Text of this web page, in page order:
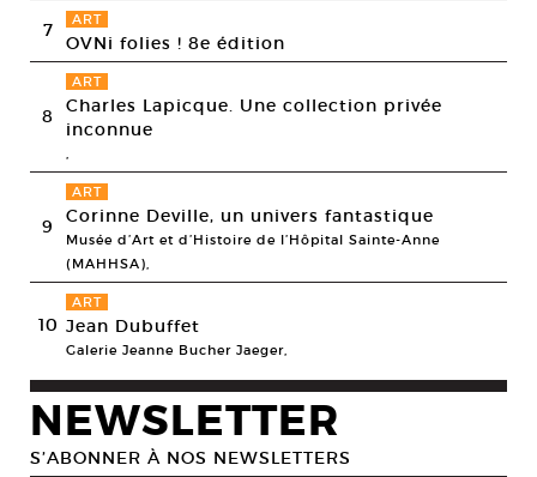
7 ART
OVNi folies ! 8e édition
8
ART
Charles Lapicque. Une collection privée
inconnue
,
9
ART
Corinne Deville, un univers fantastique
Musée d’Art et d’Histoire de l’Hôpital Sainte-Anne
(MAHHSA),
10
ART
Jean Dubuffet
Galerie Jeanne Bucher Jaeger,
NEWSLETTER
S’ABONNER À NOS NEWSLETTERS